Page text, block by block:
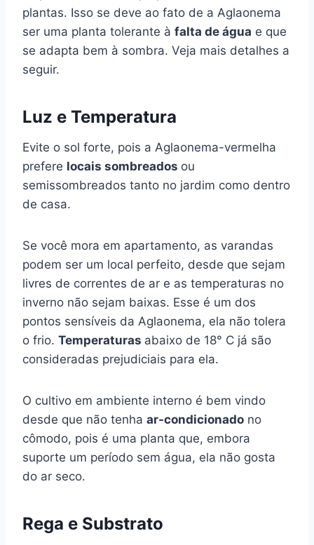
plantas. Isso se deve ao fato de a Aglaonema
ser uma planta tolerante à falta de água e que
se adapta bem à sombra. Veja mais detalhes a
seguir.
Luz e Temperatura
Evite o sol forte, pois a Aglaonema-vermelha
prefere locais sombreados ou
semissombreados tanto no jardim como dentro
de casa.
Se você mora em apartamento, as varandas
podem ser um local perfeito, desde que sejam
livres de correntes de ar e as temperaturas no
inverno não sejam baixas. Esse é um dos
pontos sensíveis da Aglaonema, ela não tolera
o frio. Temperaturas abaixo de 18° C já são
consideradas prejudiciais para ela.
O cultivo em ambiente interno é bem vindo
desde que não tenha ar-condicionado no
cômodo, pois é uma planta que, embora
suporte um período sem água, ela não gosta
do ar seco.
Rega e Substrato